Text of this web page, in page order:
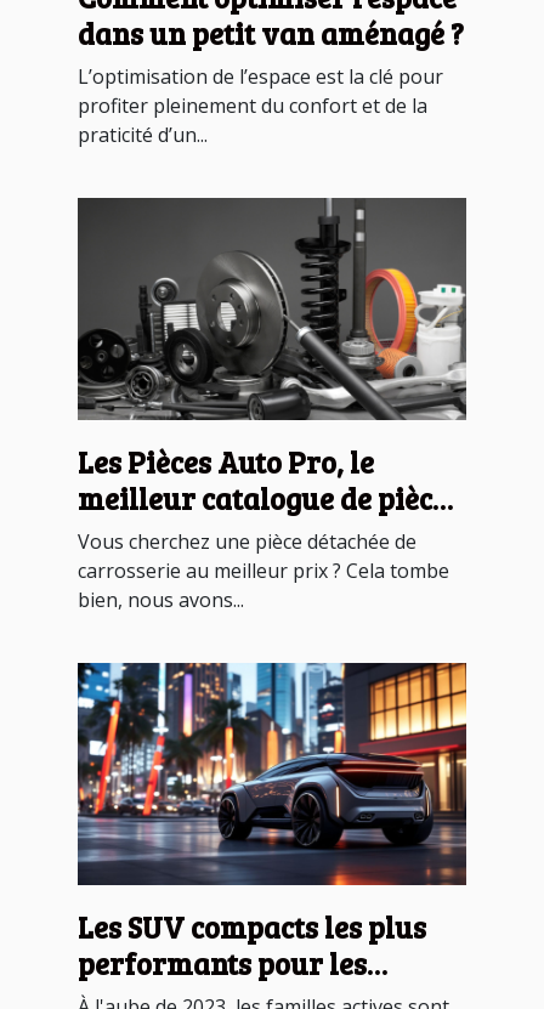
dans un petit van aménagé ?
L’optimisation de l’espace est la clé pour
profiter pleinement du confort et de la
praticité d’un...
Les Pièces Auto Pro, le
meilleur catalogue de pièces
détachées de carrosserie !
Vous cherchez une pièce détachée de
carrosserie au meilleur prix ? Cela tombe
bien, nous avons...
Les SUV compacts les plus
performants pour les
familles actives tendances